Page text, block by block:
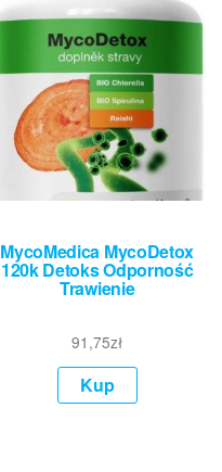
MycoMedica MycoDetox
120k Detoks Odporność
Trawienie
91,75zł
Kup